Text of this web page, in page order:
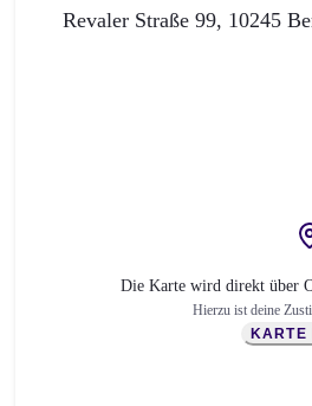
Revaler Straße 99, 10245
Die Karte wird direkt über
Hierzu ist deine
KARTE